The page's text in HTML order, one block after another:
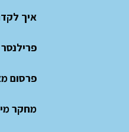
איך
פרסום
מחקר